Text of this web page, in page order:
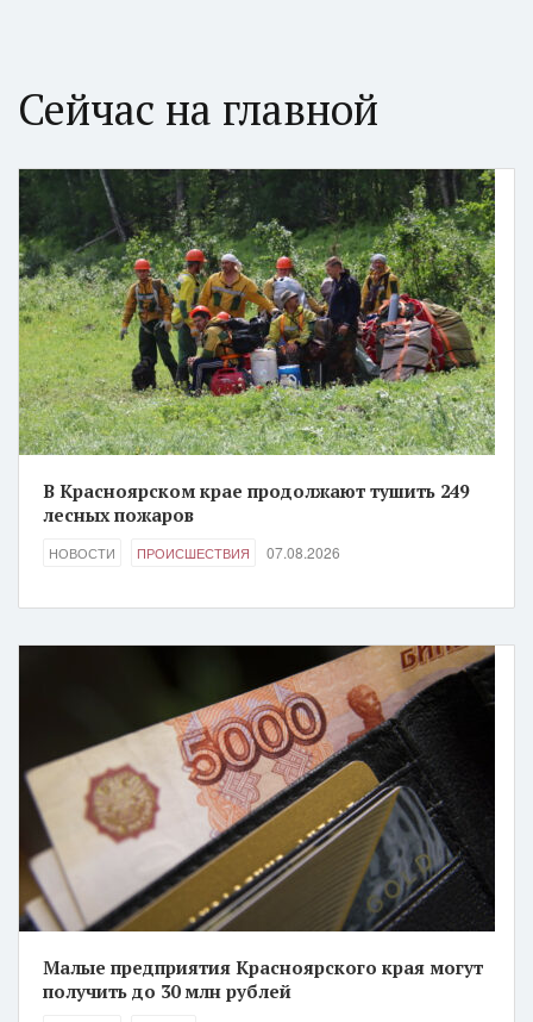
Сейчас на главной
В Красноярском крае продолжают тушить 249
лесных пожаров
НОВОСТИ ПРОИСШЕСТВИЯ 07.08.2026
Малые предприятия Красноярского края могут
получить до 30 млн рублей